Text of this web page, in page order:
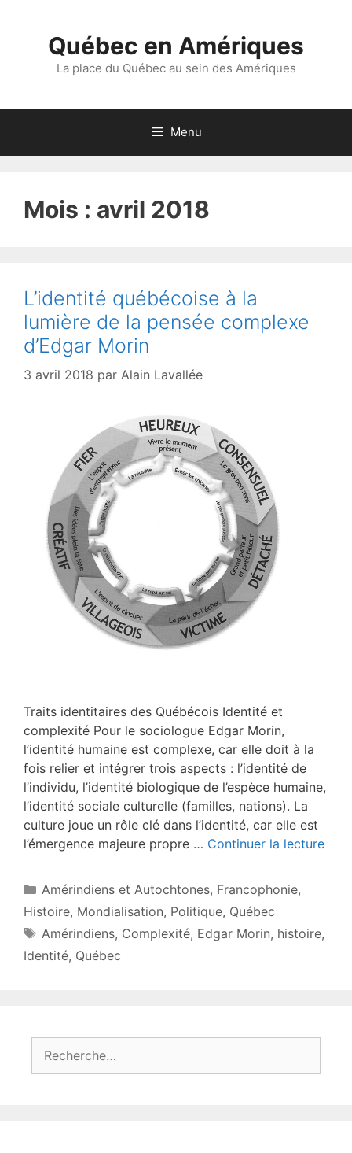
Québec en Amériques
La place du Québec au sein des Amériques
Menu
Mois : avril 2018
L’identité québécoise à la
lumière de la pensée complexe
d’Edgar Morin
3 avril 2018 par Alain Lavallée
Traits identitaires des Québécois Identité et
complexité Pour le sociologue Edgar Morin,
l’identité humaine est complexe, car elle doit à la
fois relier et intégrer trois aspects : l’identité de
l’individu, l’identité biologique de l’espèce humaine,
l’identité sociale culturelle (familles, nations). La
culture joue un rôle clé dans l’identité, car elle est
l’émergence majeure propre … Continuer la lecture
Catégories
Amérindiens et Autochtones, Francophonie,
Histoire, Mondialisation, Politique, Québec
Étiquettes
Amérindiens, Complexité, Edgar Morin, histoire,
Identité, Québec